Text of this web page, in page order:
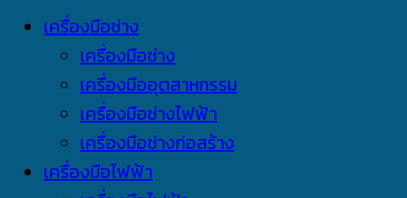
เครื่องมือช่าง
เครื่องมือช่าง
เครื่องมืออุตสาหกรรม
เครื่องมือช่างไฟฟ้า
เครื่องมือช่างก่อสร้าง
เครื่องมือไฟฟ้า